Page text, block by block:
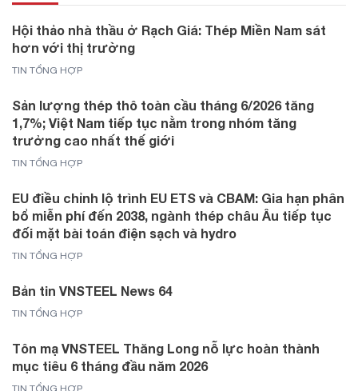
Hội thảo nhà thầu ở Rạch Giá: Thép Miền Nam sát
hơn với thị trường
TIN TỔNG HỢP
Sản lượng thép thô toàn cầu tháng 6/2026 tăng
1,7%; Việt Nam tiếp tục nằm trong nhóm tăng
trưởng cao nhất thế giới
TIN TỔNG HỢP
EU điều chỉnh lộ trình EU ETS và CBAM: Gia hạn phân
bổ miễn phí đến 2038, ngành thép châu Âu tiếp tục
đối mặt bài toán điện sạch và hydro
TIN TỔNG HỢP
Bản tin VNSTEEL News 64
TIN TỔNG HỢP
Tôn mạ VNSTEEL Thăng Long nỗ lực hoàn thành
mục tiêu 6 tháng đầu năm 2026
TIN TỔNG HỢP